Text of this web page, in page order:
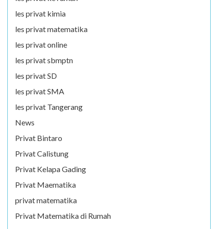
les privat kimia
les privat matematika
les privat online
les privat sbmptn
les privat SD
les privat SMA
les privat Tangerang
News
Privat Bintaro
Privat Calistung
Privat Kelapa Gading
Privat Maematika
privat matematika
Privat Matematika di Rumah